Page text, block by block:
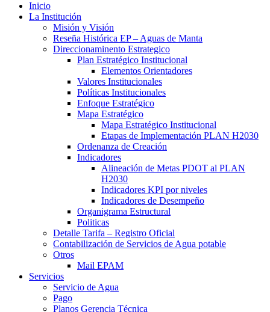
Inicio
La Institución
Misión y Visión
Reseña Histórica EP – Aguas de Manta
Direccionaminento Estrategico
Plan Estratégico Institucional
Elementos Orientadores
Valores Institucionales
Políticas Institucionales
Enfoque Estratégico
Mapa Estratégico
Mapa Estratégico Institucional
Etapas de Implementación PLAN H2030
Ordenanza de Creación
Indicadores
Alineación de Metas PDOT al PLAN
H2030
Indicadores KPI por niveles
Indicadores de Desempeño
Organigrama Estructural
Politicas
Detalle Tarifa – Registro Oficial
Contabilización de Servicios de Agua potable
Otros
Mail EPAM
Servicios
Servicio de Agua
Pago
Planos Gerencia Técnica